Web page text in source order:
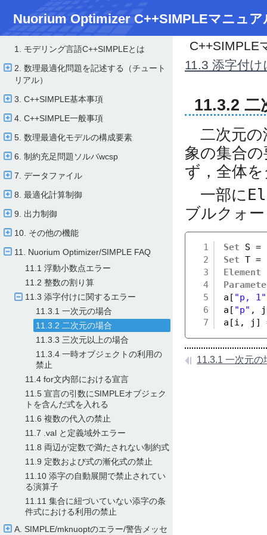
Nuorium Optimizer C++SIMPLEマニュア
1. モデリング言語C++SIMPLEとは
2. 数理最適化問題を記述する（チュート
リアル）
3. C++SIMPLE基本事項
4. C++SIMPLE一般事項
5. 数理最適化モデルの構成要素
6. 制約充足問題ソルバwcsp
7. データファイル
8. 最適化計算制御
9. 出力制御
10. その他の機能
11. Nuorium Optimizer/​SIMPLE FAQ
11.1 浮動小数点エラー
11.2 整数の割り算
11.3 添字付けに関するエラー
11.3.1 一次元の場合
11.3.2 二次元の場合
11.3.3 三次元以上の場合
11.3.4 一時オブジェクトの利用の
禁止
11.4 for文内部における宣言
11.5 宣言の引数にSIMPLEオブジェク
トを含んだ式を入れる
11.6 複数の代入の禁止
11.7 .val と定義域外エラー
11.8 両辺が定数で満たされない制約式
11.9 定数および式の漸化式の禁止
11.10 添字の自動展開で禁止されてい
る演算子
11.11 集合に紐づいていない添字の条
件式における利用の禁止
A. SIMPLE/​mknuoptのエラー/​警告メッセ
C++SIMPLE
11.3 添字付
11.3.2 二
二次元の
象の集合
ず，全体
一部に
ブルクォ
1
2
3
4
5
6
7
Set S =
Set T =
Element
a[ "p, 1"
a[ "p" ,
a[i,
11.3.1 一次元の